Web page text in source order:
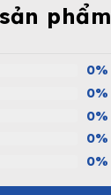
phẩm
0%
0%
0%
0%
0%